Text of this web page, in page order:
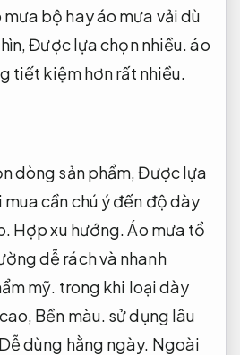
mưa bộ hay áo mưa vải dù
Được lựa chọn nhiều.áo
tiết kiệm hơn rất nhiều.
dòng sản phẩm,Được lựa
cần chú ý đến độ dày
Hợp xu hướng.Áo mưa tổ
dễ rách và nhanh
mỹ. trong khi loại dày
Bền màu. sử dụng lâu
Dễ dùng hằng ngày. Ngoài